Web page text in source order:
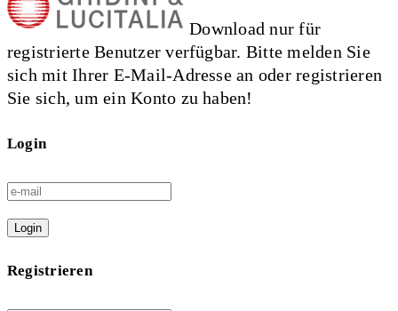
Download nur für
registrierte Benutzer verfügbar. Bitte melden Sie
sich mit Ihrer E-Mail-Adresse an oder registrieren
Sie sich, um ein Konto zu haben!
Login
Login
Registrieren